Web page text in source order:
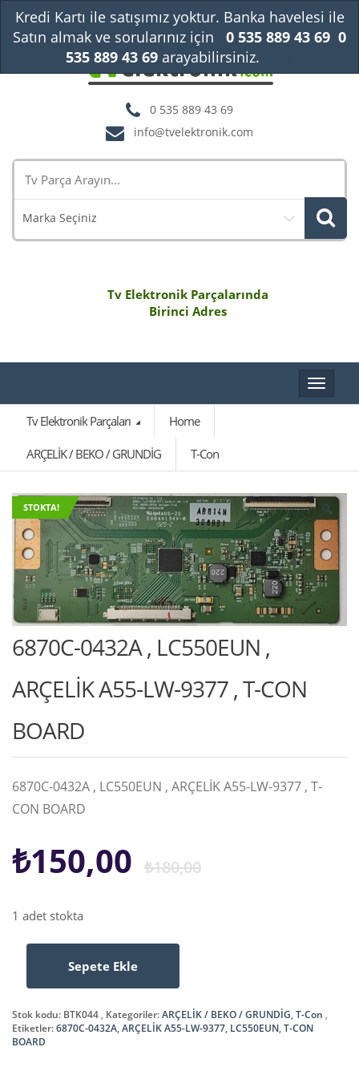
0 535 889 43 69
info@tvelektronik.com
Marka Seçiniz
Tv Elektronik Parçalarında
Birinci Adres
Toggle
Tv Elektronik Parçaları
Home
ARÇELİK / BEKO / GRUNDİG T-Con
STOKTA! 🔍
6870C-0432A , LC550EUN ,
ARÇELİK A55-LW-9377 , T-CON
BOARD
6870C-0432A , LC550EUN , ARÇELİK A55-LW-9377 , T-
CON BOARD
₺180,00Orijinal
₺150,00
Şu
₺150,00.
1 adet stokta
,
LC550EUN
,
Sepete Ekle
Stok kodu: BTK044 Kategoriler:ARÇELİK / BEKO / GRUNDİG,T-Con
Etiketler:6870C-0432A,ARÇELİK A55-LW-9377, LC550EUN,T-CON
BOARD
Kredi Kartı ile satışımız yoktur. Banka havelesi ile
Satın almak ve sorularınız için
0 535 889 43 69 0
535 889 43 69arayabilirsiniz.